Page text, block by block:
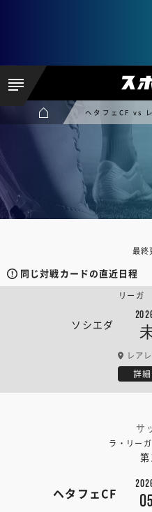
ヘタフェCF vs
最終
同じ対戦カードの直近日程
ソシエダ
リー
レア
詳
サ
ラ・リー
ヘタフェCF